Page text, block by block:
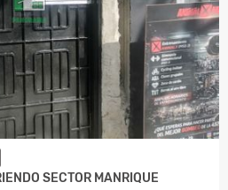
SECTOR MANRIQUE